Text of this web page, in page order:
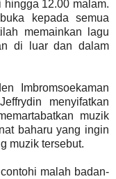
hingga 12.00 malam.
kepada semua
memainkan lagu
di luar dan dalam
Imbromsoekaman
menyifatkan
muzik
baharu yang ingin
muzik tersebut.
malah badan-